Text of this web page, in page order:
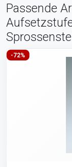
Passende
-72%